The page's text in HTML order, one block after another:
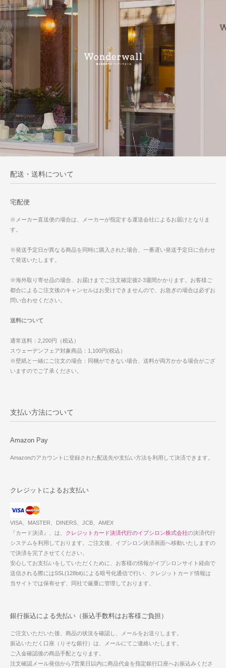
配送・送料について
宅配便
※メーカー直送便の場合は、メーカーが指定する運送会社によるお届けとなりま
す。
※発送予定日が異なる商品を同時に購入された場合、一番遅い発送予定日に合わせ
て発送いたします。
※海外取り寄せ品の場合、お届けまでご注文確定後2-3週間かかります。お客様ご
都合によるご注文後のキャンセルはお受けできませんので、お急ぎの場合は必ずお
問い合わせください。
送料について
通常送料：2,200円（税込）
スウェーデンフェア対象商品：1,100円(税込）
※壁紙と一緒にご注文の場合：同梱ができない場合、送料が両方かかる場合がござ
いますのでご了承ください。
支払い方法について
Amazon Pay
Amazonのアカウントに登録された配送先や支払い方法を利用して決済できます。
クレジットによるお支払い
VISA、MASTER、DINERS、JCB、AMEX
『カード決済』、は、 クレジットカード決済代行のイプシロン株式会社の決済代行
システムを利用しております。ご注文後、イプシロン決済画面へ移動いたしますの
で決済を完了させてください。
安心してお支払いをしていただくために、お客様の情報がイプシロンサイト経由で
送信される際にはSSL(128bit)による暗号化通信で行い、クレジットカード情報は
当サイトでは保有せず、同社で厳重に管理しております。
銀行振込による先払い（振込手数料はお客様ご負担）
ご注文いただいた後、商品の状況を確認し、メールをお送りします。
振込いただく口座（りそな銀行）は、メールにてご連絡いたします。
ご入金確認後の商品手配となります。
注文確認メール発信から7営業日以内に商品代金を指定銀行口座へお振込みくださ